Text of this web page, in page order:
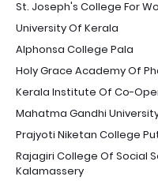
St. Joseph's College For
University Of Kerala
Alphonsa College Pala
Holy Grace Academy Of
Kerala Institute Of Co-
Mahatma Gandhi
Prajyoti Niketan College
Rajagiri College Of Social
Kalamassery